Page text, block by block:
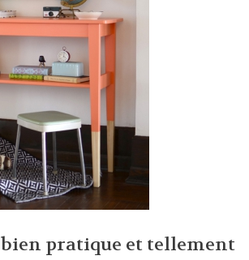
bien pratique et tellement